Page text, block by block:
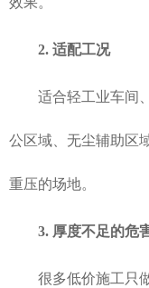
2. 适配工况
适合轻工业车间
公区域、无尘辅助区
重压的场地。
3. 厚度不足的危
很多低价施工只